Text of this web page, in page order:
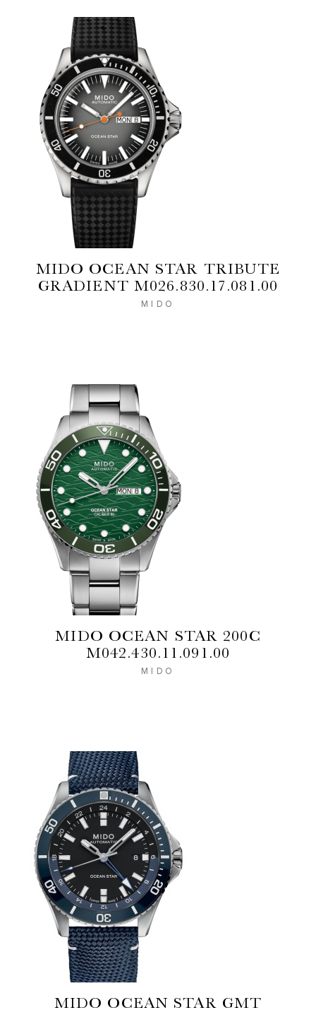
MIDO OCEAN STAR TRIBUTE
GRADIENT M026.830.17.081.00
MIDO
MIDO OCEAN STAR 200C
M042.430.11.091.00
MIDO
MIDO OCEAN STAR GMT